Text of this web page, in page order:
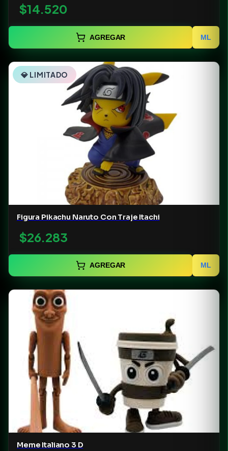
$14.520
AGREGAR ML
💎 LIMITADO
Figura Pikachu Naruto Con Traje Itachi
$26.283
AGREGAR ML
Meme Italiano 3 D